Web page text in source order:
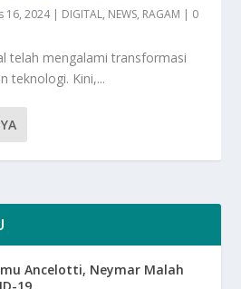
16, 2024| DIGITAL, NEWS, RAGAM | 0
telah mengalami transformasi
teknologi. Kini,...
Ancelotti, Neymar Malah